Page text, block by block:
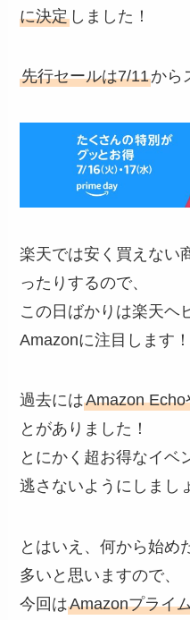
に決定 しました！
先行セールは7/11から
楽天では安く買えない
ったりするので、
この日ばかりは楽天ヘ
Amazonに注目します！
過去にはAmazon
とがありました！
とにかく超お得なイベ
逃さないようにしまし
とはいえ、何から始め
多いと思いますので、
今回はAmazonプライ